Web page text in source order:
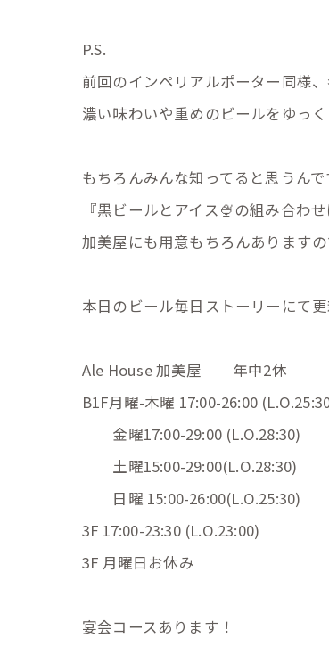
P.S.
前回のインペリアルポーター同様
濃い味わいや重めのビールをゆっ
もちろんみんな知ってると思うん
『黒ビールとアイス🍨の組み合わせ
加美屋にも用意もちろんあります
本日のビール毎日ストーリーにて
Ale House 加美屋 年中2休
B1F月曜-木曜 17:00-26:00
金曜17:00-29:00 (L.O.28:30)
土曜15:00-29:00(L.O.28:30)
日曜 15:00-26:00(L.O.25:30)
3F 17:00-23:30 (L.O.23:00)
3F 月曜日お休み
宴会コースあります！